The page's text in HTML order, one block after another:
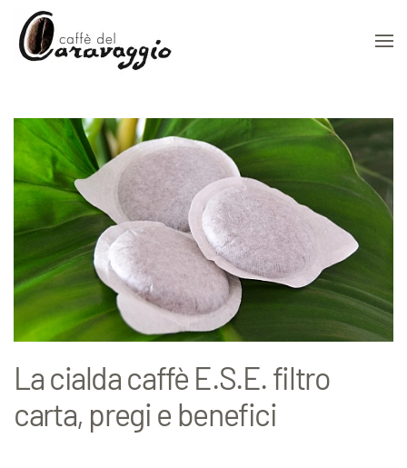
Skip to main content
La cialda caffè E.S.E. filtro
carta, pregi e benefici